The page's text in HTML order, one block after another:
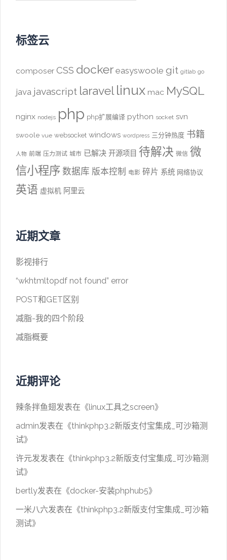
标签云
composer CSS docker easyswoole git gitlab go
java javascript laravel linux mac MySQL
nginx nodejs php php扩展编译 python socket svn
swoole vue websocket windows wordpress 三分钟热度 书籍
人物 前端 压力测试 城市 已解决 开源项目 待解决 微信 微
信小程序 数据库 版本控制 电影 碎片 系统 网络协议
英语 虚拟机 阿里云
近期文章
影视排行
“wkhtmltopdf not found” error
POST和GET区别
减脂-我的四个阶段
减脂概要
近期评论
辣条拌鱼翅发表在《linux工具之screen》
admin发表在《thinkphp3.2新版支付宝集成_可沙箱测
试》
许元发发表在《thinkphp3.2新版支付宝集成_可沙箱测
试》
bertly发表在《docker-安装phphub5》
一米八六发表在《thinkphp3.2新版支付宝集成_可沙箱
测试》